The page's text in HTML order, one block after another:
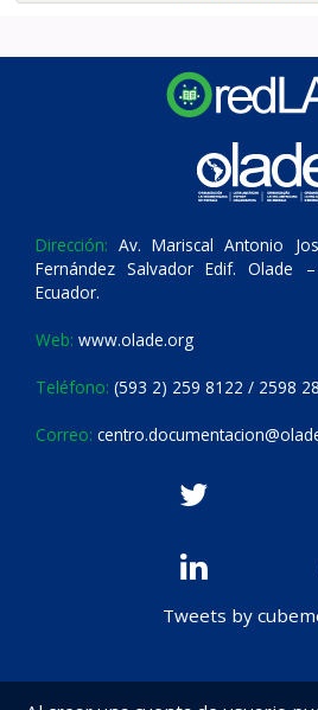
Dirección: Av. Mariscal Antonio
Fernández Salvador Edif. Olade
Ecuador.
Web: www.olade.org
Teléfono: (593 2) 259 8122 / 2598
Correo:
Tweets by